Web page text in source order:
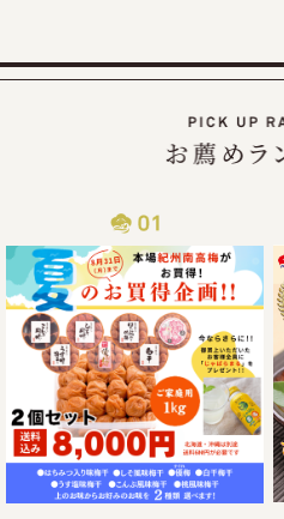
津波の影響で、物流がストップ
をお届けすることが現状困難と
2025/06/14
梅の大凶作にも負けず紀州南高
催!!
この度、ご家庭用梅干1kg×2個
めいただける夏のお買い得企画
せていただきます。また、期間
だいたお客様全員に和歌山県北
たジュース「じゃばらまる」もプ